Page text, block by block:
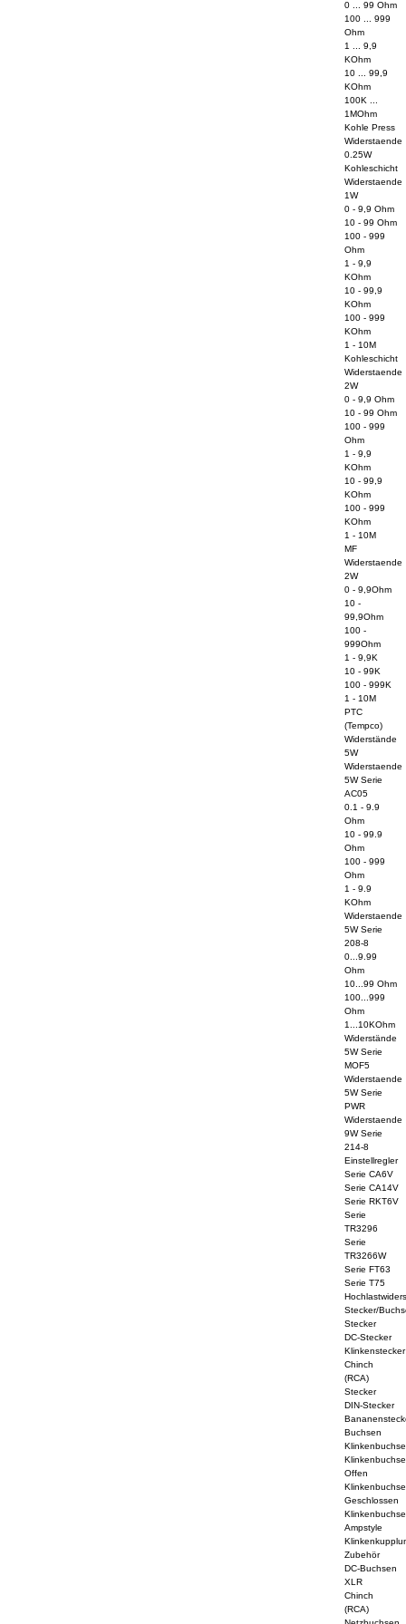
0 ... 99 Ohm
100 ... 999
Ohm
1 ... 9,9
KOhm
10 ... 99,9
KOhm
100K ...
1MOhm
Kohle Press
Widerstaende
0.25W
Kohleschicht
Widerstaende
1W
0 - 9,9 Ohm
10 - 99 Ohm
100 - 999
Ohm
1 - 9,9
KOhm
10 - 99,9
KOhm
100 - 999
KOhm
1 - 10M
Kohleschicht
Widerstaende
2W
0 - 9,9 Ohm
10 - 99 Ohm
100 - 999
Ohm
1 - 9,9
KOhm
10 - 99,9
KOhm
100 - 999
KOhm
1 - 10M
MF
Widerstaende
2W
0 - 9,9Ohm
10 -
99,9Ohm
100 -
999Ohm
1 - 9,9K
10 - 99K
100 - 999K
1 - 10M
PTC
(Tempco)
Widerstände
5W
Widerstaende
5W Serie
AC05
0.1 - 9.9
Ohm
10 - 99.9
Ohm
100 - 999
Ohm
1 - 9.9
KOhm
Widerstaende
5W Serie
208-8
0...9.99
Ohm
10...99 Ohm
100...999
Ohm
1...10KOhm
Widerstände
5W Serie
MOF5
Widerstaende
5W Serie
PWR
Widerstaende
9W Serie
214-8
Einstellregler
Serie CA6V
Serie CA14V
Serie RKT6V
Serie
TR3296
Serie
TR3266W
Serie FT63
Serie T75
Stecker/
Stecker
DC-Stecker
Klinkenstecker
Chinch
(RCA)
Stecker
DIN-Stecker
Buchsen
Offen
Geschlossen
Ampstyle
Zubehör
DC-Buchsen
XLR
Chinch
(RCA)